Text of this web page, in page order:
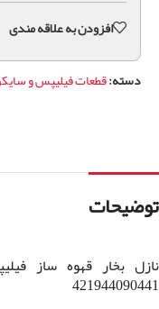
افزودن به علاقه مندی
دسته:قطعات فیلیپس و
توضیحات
نازل بخار قهوه ساز
421944090441